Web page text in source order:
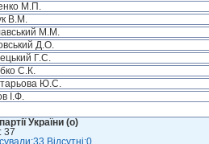
М.П.
В.М.
М.М.
Д.О.
Г.С.
С.К.
Ю.С.
І.Ф.
України (о)
37
Відсутні:0